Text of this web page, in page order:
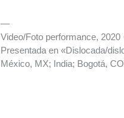
—
Video/Foto performance, 2020
Presentada en «Dislocada/
México, MX; India; Bogotá,